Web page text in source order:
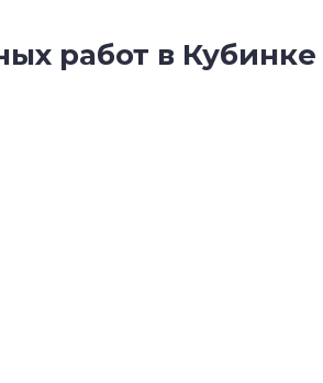
работ в